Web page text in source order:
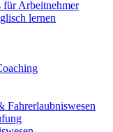
für Arbeitnehmer
lernen
Fahrerlaubniswesen